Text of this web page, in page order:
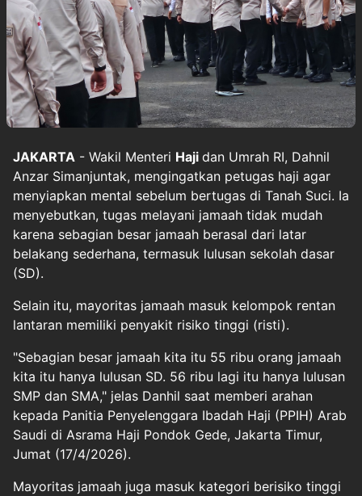
JAKARTA - Wakil Menteri Haji dan Umrah RI, Dahnil
Anzar Simanjuntak, mengingatkan petugas haji agar
menyiapkan mental sebelum bertugas di Tanah Suci. Ia
menyebutkan, tugas melayani jamaah tidak mudah
karena sebagian besar jamaah berasal dari latar
belakang sederhana, termasuk lulusan sekolah dasar
(SD).
Selain itu, mayoritas jamaah masuk kelompok rentan
lantaran memiliki penyakit risiko tinggi (risti).
"Sebagian besar jamaah kita itu 55 ribu orang jamaah
kita itu hanya lulusan SD. 56 ribu lagi itu hanya lulusan
SMP dan SMA," jelas Danhil saat memberi arahan
kepada Panitia Penyelenggara Ibadah Haji (PPIH) Arab
Saudi di Asrama Haji Pondok Gede, Jakarta Timur,
Jumat (17/4/2026).
Mayoritas jamaah juga masuk kategori berisiko tinggi